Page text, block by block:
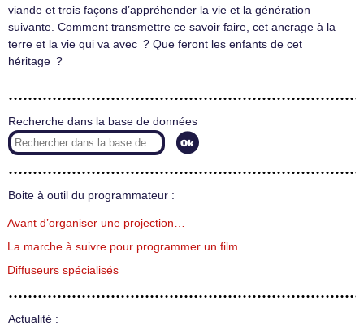
viande et trois façons d’appréhender la vie et la génération
suivante. Comment transmettre ce savoir faire, cet ancrage à la
terre et la vie qui va avec ? Que feront les enfants de cet
héritage ?
Recherche dans la base de données
Boite à outil du programmateur :
Avant d’organiser une projection…
La marche à suivre pour programmer un film
Diffuseurs spécialisés
Actualité :